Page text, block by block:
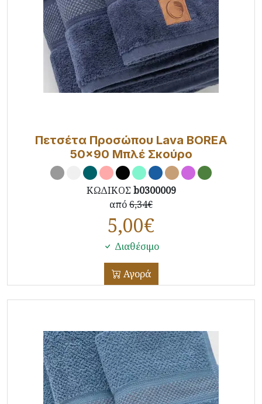
Πετσέτα Προσώπου Lava BOREA
50x90 Μπλέ Σκούρο
ΚΩΔΙΚΟΣ b0300009
από6,34€
5,00€
Διαθέσιμο
Αγορά